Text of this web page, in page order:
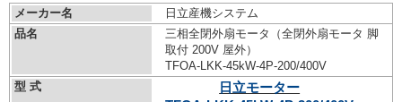
メーカー名
日立産機システム
品名
三相全閉外扇モータ（全閉外扇モータ 脚
取付 200V 屋外）
TFOA-LKK-45kW-4P-200/400V
型 式
日立モーター